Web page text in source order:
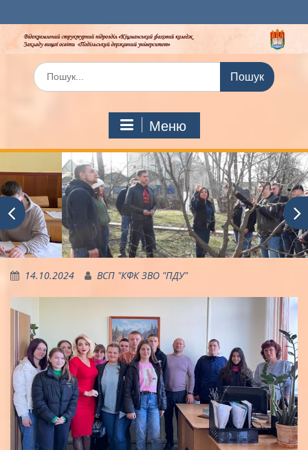
до
вмісту
Шукати:
Меню
14.10.2024 ВСП "КФК ЗВО "ПДУ"